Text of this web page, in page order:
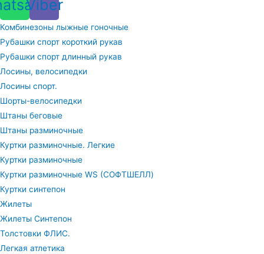
Viber
Комбинезоны лыжные гоночные
Рубашки спорт короткий рукав
Рубашки спорт длинный рукав
Лосины, велосипедки
Лосины спорт.
Шорты-велосипедки
Штаны беговые
Штаны разминочные
Куртки разминочные. Легкие
Куртки разминочные
Куртки разминочные WS (СОФТШЕЛЛ)
Куртки синтепон
Жилеты
Жилеты Синтепон
Толстовки ФЛИС.
Легкая атлетика